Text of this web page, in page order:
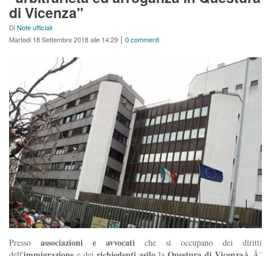
di Vicenza"
DiNote ufficiali
Martedi 18 Settembre 2018 alle 14:29 | 0 commenti
Presso associazioni e avvocati che si occupano dei diritti